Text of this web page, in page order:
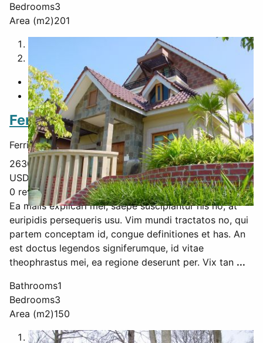
Bedrooms3
Area (m2)201
Ferringhi Beach Penang
Ferringhi Street,Batu Feringhi ,Penang ,Malaysia ,
26300
USD $360,000
0 reviews
Ea malis explicari mel, saepe suscipiantur his no, at
euripidis persequeris usu. Vim mundi tractatos no, qui
partem conceptam id, congue definitiones et has. An
est doctus legendos signiferumque, id vitae
theophrastus mei, ea regione deserunt per. Vix tan ...
Bathrooms1
Bedrooms3
Area (m2)150
1